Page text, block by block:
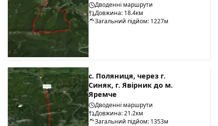
Дводенні маршрути
Довжина: 18.4км
Загальний підйом: 1227м
с. Поляниця, через г.
Синяк, г. Явірник до м.
Яремче
Дводенні маршрути
Довжина: 21.2км
Загальний підйом: 1353м